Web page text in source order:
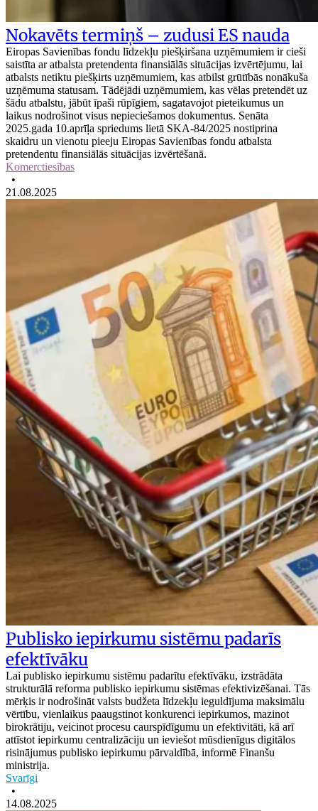
Nokavēts termiņš – zudusi ES nauda
Eiropas Savienības fondu līdzekļu piešķiršana uzņēmumiem ir cieši
saistīta ar atbalsta pretendenta finansiālās situācijas izvērtējumu, lai
atbalsts netiktu piešķirts uzņēmumiem, kas atbilst grūtībās nonākuša
uzņēmuma statusam. Tādējādi uzņēmumiem, kas vēlas pretendēt uz
šādu atbalstu, jābūt īpaši rūpīgiem, sagatavojot pieteikumus un
laikus nodrošinot visus nepieciešamos dokumentus. Senāta
2025.gada 10.aprīļa spriedums lietā SKA-84/2025 nostiprina
skaidru un vienotu pieeju Eiropas Savienības fondu atbalsta
pretendentu finansiālās situācijas izvērtēšanā.
Komerctiesības
•
21.08.2025
Publisko iepirkumu sistēmu padarīs
efektīvāku
Lai publisko iepirkumu sistēmu padarītu efektīvāku, izstrādāta
strukturālā reforma publisko iepirkumu sistēmas efektivizēšanai. Tās
mērķis ir nodrošināt valsts budžeta līdzekļu ieguldījuma maksimālu
vērtību, vienlaikus paaugstinot konkurenci iepirkumos, mazinot
birokrātiju, veicinot procesu caurspīdīgumu un efektivitāti, kā arī
attīstot iepirkumu centralizāciju un ieviešot mūsdienīgus digitālos
risinājumus publisko iepirkumu pārvaldībā, informē Finanšu
ministrija.
Svarīgi
•
14.08.2025